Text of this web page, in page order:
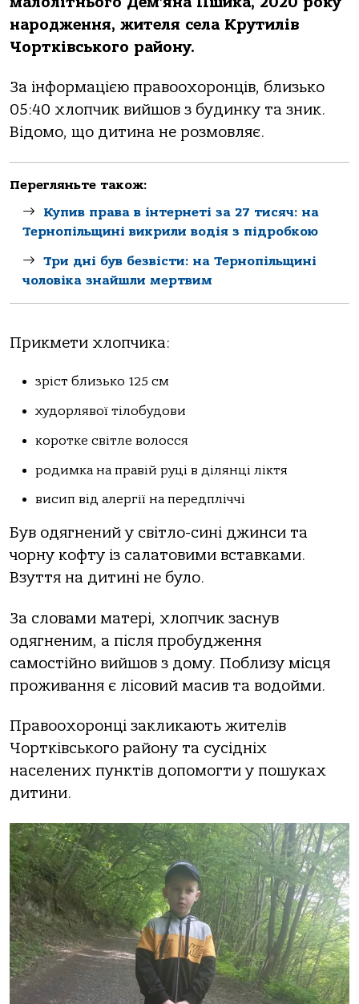
народження, жителя села Крутилів
Чортківського району.
За інформацією правоохоронців, близько
05:40 хлопчик вийшов з будинку та зник.
Відомо, що дитина не розмовляє.
Перегляньте також:
Купив права в інтернеті за 27 тисяч: на
Тернопільщині викрили водія з підробкою
Три дні був безвісти: на Тернопільщині
чоловіка знайшли мертвим
Прикмети хлопчика:
зріст близько 125 см
худорлявої тілобудови
коротке світле волосся
родимка на правій руці в ділянці ліктя
висип від алергії на передпліччі
Був одягнений у світло-сині джинси та
чорну кофту із салатовими вставками.
Взуття на дитині не було.
За словами матері, хлопчик заснув
одягненим, а після пробудження
самостійно вийшов з дому. Поблизу місця
проживання є лісовий масив та водойми.
Правоохоронці закликають жителів
Чортківського району та сусідніх
населених пунктів допомогти у пошуках
дитини.